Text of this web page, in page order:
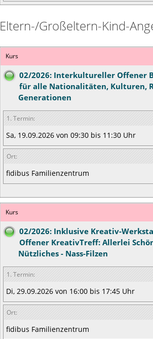
Eltern-/Großeltern-Kind-
Kurs
02/2026: Interkultureller Offener
für alle Nationalitäten, Kulturen,
Generationen
1. Termin:
Sa, 19.09.2026 von 09:30 bis 11:30 Uhr
Ort:
fidibus Familienzentrum
Kurs
02/2026: Inklusive Kreativ-
Offener KreativTreff: Allerlei
Nützliches - Nass-Filzen
1. Termin:
Di, 29.09.2026 von 16:00 bis 17:45 Uhr
Ort:
fidibus Familienzentrum